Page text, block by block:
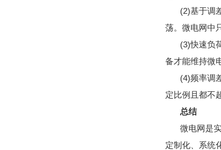
(2)基于调
荡。微电网中
(3)快速负
备才能维持微
(4)频率调
定比例且都不
总结
微电网是
定制化、系统